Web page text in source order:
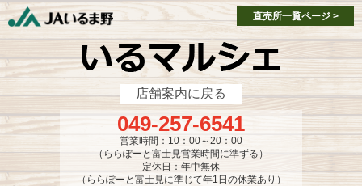
single-market.php
single-market.php
直売所一覧ページ >
店舗案内に戻る
049-257-6541
営業時間：10：00～20：00
（ららぽーと富士見営業時間に準ずる）
定休日：年中無休
（ららぽーと富士見に準じて年1日の休業あり）